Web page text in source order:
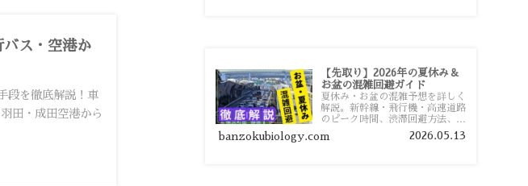
バス・空港か
段を徹底解説！車
田・成田空港から
【先取り】2026年の夏休み＆
お盆の混雑回避ガイド
夏休み・お盆の混雑予想を詳しく
解説。新幹線・飛行機・高速道路
のピーク時間、渋滞回避方法、混
雑しやすい観光地、交通手段別の
特徴まで旅行者向けに分かりやす
banzokubiology.com 2026.05.13